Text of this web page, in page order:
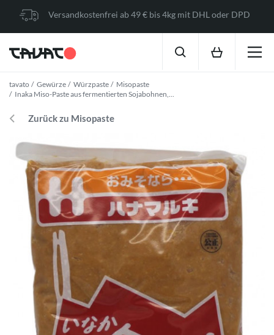
Versandkostenfrei ab 49 € bis 4kg mit DHL oder DPD
tavato Gewürze Würzpaste
Misopaste
Inaka Miso-Paste aus fermentierten Sojabohnen,...
Zurück zu Misopaste